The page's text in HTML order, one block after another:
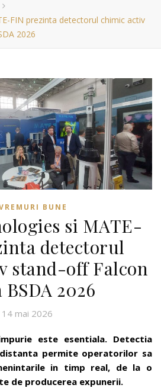
FIN prezinta detectorul chimic activ
2026
BUNE
si MATE-
detectorul
stand-off Falcon
BSDA 2026
14 mai 2026
este esentiala. Detectia
permite operatorilor sa
in timp real, de la o
de producerea expunerii.